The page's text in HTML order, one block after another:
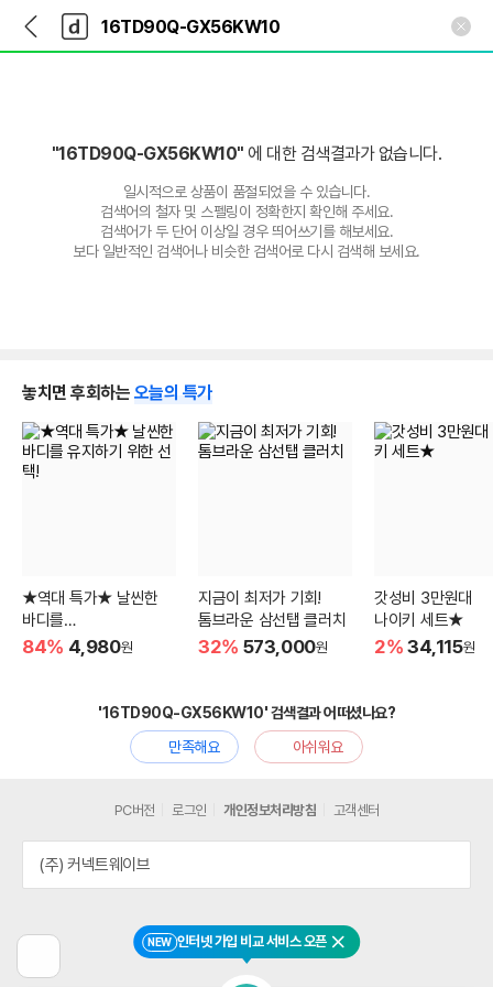
다
나
와
가
다
와
"16TD90Q-GX56KW10"에 대한 검색결과가 없습니다.
일시적으로 상품이 품절되었을 수 있습니다.
검색어의 철자 및 스펠링이 정확한지 확인해 주세요.
검색어가 두 단어 이상일 경우 띄어쓰기를 해보세요.
보다 일반적인 검색어나 비슷한 검색어로 다시 검색해 보세요.
놓치면 후회하는 오늘의 특가
★역대 특가★ 날씬한
바디를
유지하기 위한 선택!
84% 4,980원
지금이 최저가 기회!
톰브라운 삼선탭 클러치
32% 573,000원
갓성비 3만원대
나이키 세트★
2% 34,115원
'16TD90Q-GX56KW10' 검색결과 어떠셨나요?
만족해요
아쉬워요
전
NEW 인터넷 가입 비교 서비스 오픈 닫기
PC버전 로그인 개인정보처리방침 고객센터
(주) 커넥트웨이브